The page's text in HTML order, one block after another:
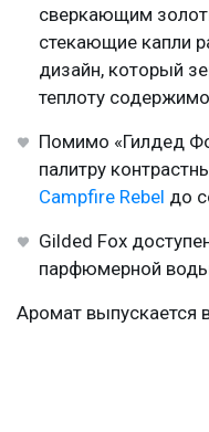
сверкающим
стекающие капли
дизайн, который
теплоту
Помимо «Гилдед
палитру
Campfire Rebel до
Gilded Fox
парфюмерной
Аромат выпускается